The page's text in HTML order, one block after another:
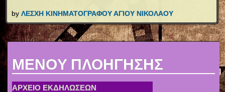
by ΛΕΣΧΗ ΚΙΝΗΜΑΤΟΓΡΑΦΟΥ ΑΓΙΟΥ ΝΙΚΟΛΑΟΥ
MENOY ΠΛΟΗΓΗΣΗΣ